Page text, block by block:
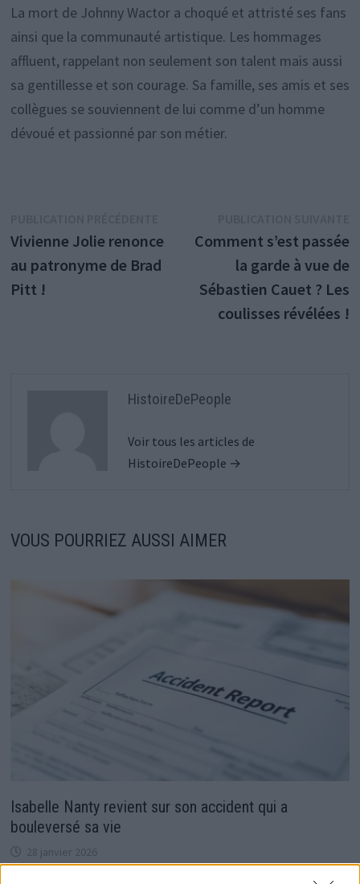
La mort de Johnny Wactor a choqué et attristé ses fans
ainsi que la communauté artistique. Les hommages
affluent, rappelant non seulement son talent mais aussi
sa gentillesse et son courage. Sa famille, ses amis et ses
collègues se souviennent de lui comme d’un homme
dévoué et passionné par son métier.
de
l’article
précédente :
Vivienne Jolie renonce
au patronyme de Brad
Pitt !
Comment s’est passée
la garde à vue de
Sébastien Cauet ? Les
coulisses révélées !
HistoireDePeople
Voir tous les articles de
HistoireDePeople →
VOUS POURRIEZ AUSSI AIMER
Isabelle Nanty revient sur son accident qui a
bouleversé sa vie
28 janvier 2026